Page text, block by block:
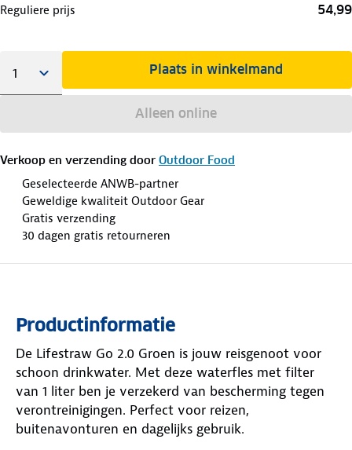
Reguliere prijs 54,99
Plaats in winkelmand
Alleen online
Verkoop en verzending door Outdoor Food
Geselecteerde ANWB-partner
Geweldige kwaliteit Outdoor Gear
Gratis verzending
30 dagen gratis retourneren
Productinformatie
De Lifestraw Go 2.0 Groen is jouw reisgenoot voor
schoon drinkwater. Met deze waterfles met filter
van 1 liter ben je verzekerd van bescherming tegen
verontreinigingen. Perfect voor reizen,
buitenavonturen en dagelijks gebruik.